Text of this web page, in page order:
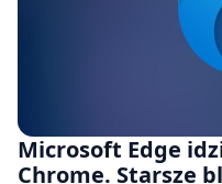
Microsoft Edge
Chrome. Starsze